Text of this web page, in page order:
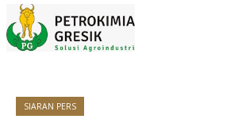
SIARAN PERS